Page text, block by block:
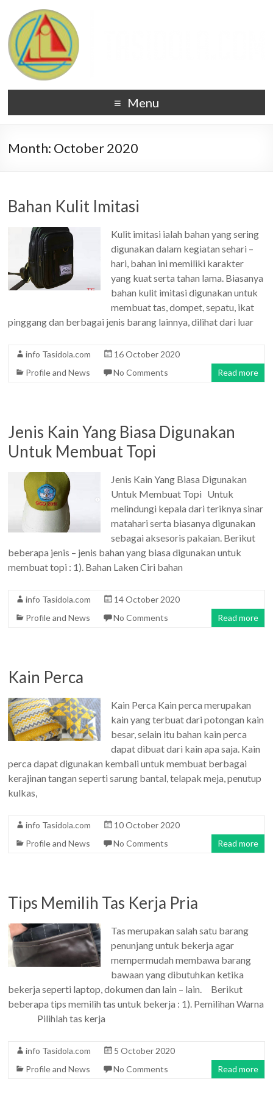
Menu
Month: October 2020
Bahan Kulit Imitasi
Kulit imitasi ialah bahan yang sering
digunakan dalam kegiatan sehari –
hari, bahan ini memiliki karakter
yang kuat serta tahan lama. Biasanya
bahan kulit imitasi digunakan untuk
membuat tas, dompet, sepatu, ikat
pinggang dan berbagai jenis barang lainnya, dilihat dari luar
info Tasidola.com
16 October 2020
Profile and News
No Comments Read more
Jenis Kain Yang Biasa Digunakan
Untuk Membuat Topi
Jenis Kain Yang Biasa Digunakan
Untuk Membuat Topi Untuk
melindungi kepala dari teriknya sinar
matahari serta biasanya digunakan
sebagai aksesoris pakaian. Berikut
beberapa jenis – jenis bahan yang biasa digunakan untuk
membuat topi : 1). Bahan Laken Ciri bahan
info Tasidola.com
14 October 2020
Profile and News
No Comments Read more
Kain Perca
Kain Perca Kain perca merupakan
kain yang terbuat dari potongan kain
besar, selain itu bahan kain perca
dapat dibuat dari kain apa saja. Kain
perca dapat digunakan kembali untuk membuat berbagai
kerajinan tangan seperti sarung bantal, telapak meja, penutup
kulkas,
info Tasidola.com
10 October 2020
Profile and News
No Comments Read more
Tips Memilih Tas Kerja Pria
Tas merupakan salah satu barang
penunjang untuk bekerja agar
mempermudah membawa barang
bawaan yang dibutuhkan ketika
bekerja seperti laptop, dokumen dan lain – lain. Berikut
beberapa tips memilih tas untuk bekerja : 1). Pemilihan Warna
Pilihlah tas kerja
info Tasidola.com
5 October 2020
Profile and News
No Comments Read more